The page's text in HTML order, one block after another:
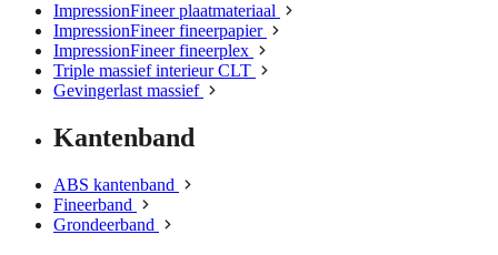
ImpressionFineer plaatmateriaal
ImpressionFineer fineerpapier
ImpressionFineer fineerplex
Triple massief interieur CLT
Gevingerlast massief
Kantenband
ABS kantenband
Fineerband
Grondeerband